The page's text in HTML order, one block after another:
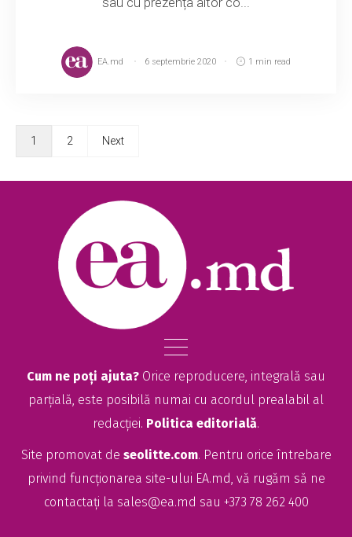
EA.md 6 septembrie 2020 1 min read
1 2 Next
Cum ne poți ajuta? Orice reproducere, integrală sau
parțială, este posibilă numai cu acordul prealabil al
redacției. Politica editorială.
Site promovat de seolitte.com. Pentru orice întrebare
privind funcționarea site-ului EA.md, vă rugăm să ne
contactați la sales@ea.md sau +373 78 262 400